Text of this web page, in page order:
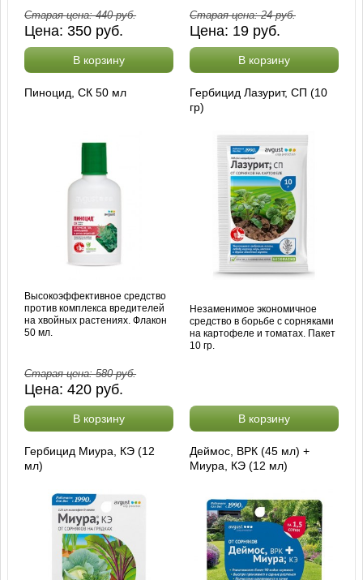
Старая цена:440руб.
Цена:350 руб.
В корзину
Старая цена:24руб.
Цена: 19 руб.
В корзину
Пиноцид, СК 50 мл
Высокоэффективное средство
против комплекса вредителей
на хвойных растениях. Флакон
50 мл.
Старая цена:580руб.
Цена:420 руб.
В корзину
Гербицид Лазурит, СП (10
гр)
Незаменимое экономичное
средство в борьбе с сорняками
на картофеле и томатах. Пакет
10 гр.
В корзину
Гербицид Миура, КЭ (12
мл)
Деймос, ВРК (45 мл) +
Миура, КЭ (12 мл)